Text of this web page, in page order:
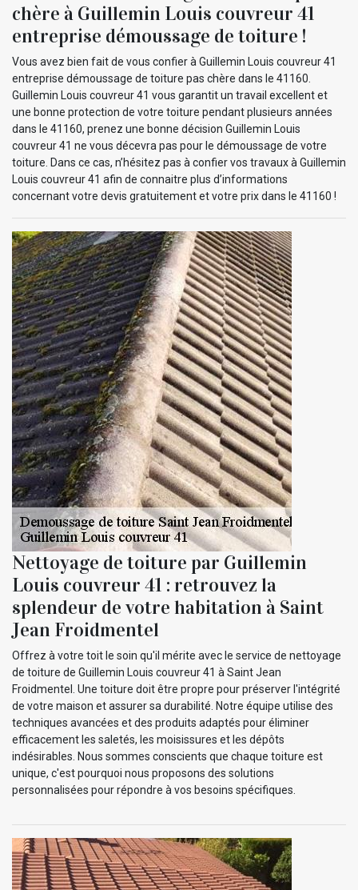
chère à Guillemin Louis couvreur 41
entreprise démoussage de toiture !
Vous avez bien fait de vous confier à Guillemin Louis couvreur 41
entreprise démoussage de toiture pas chère dans le 41160.
Guillemin Louis couvreur 41 vous garantit un travail excellent et
une bonne protection de votre toiture pendant plusieurs années
dans le 41160, prenez une bonne décision Guillemin Louis
couvreur 41 ne vous décevra pas pour le démoussage de votre
toiture. Dans ce cas, n’hésitez pas à confier vos travaux à Guillemin
Louis couvreur 41 afin de connaitre plus d’informations
concernant votre devis gratuitement et votre prix dans le 41160 !
Nettoyage de toiture par Guillemin
Louis couvreur 41 : retrouvez la
splendeur de votre habitation à Saint
Jean Froidmentel
Offrez à votre toit le soin qu'il mérite avec le service de nettoyage
de toiture de Guillemin Louis couvreur 41 à Saint Jean
Froidmentel. Une toiture doit être propre pour préserver l'intégrité
de votre maison et assurer sa durabilité. Notre équipe utilise des
techniques avancées et des produits adaptés pour éliminer
efficacement les saletés, les moisissures et les dépôts
indésirables. Nous sommes conscients que chaque toiture est
unique, c'est pourquoi nous proposons des solutions
personnalisées pour répondre à vos besoins spécifiques.